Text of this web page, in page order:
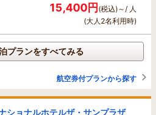
15,400円(税込)～/ 人
(大人2名利用時)
プランをすべてみる
航空券付プランから探す
ショナルホテルザ・サンプラザ